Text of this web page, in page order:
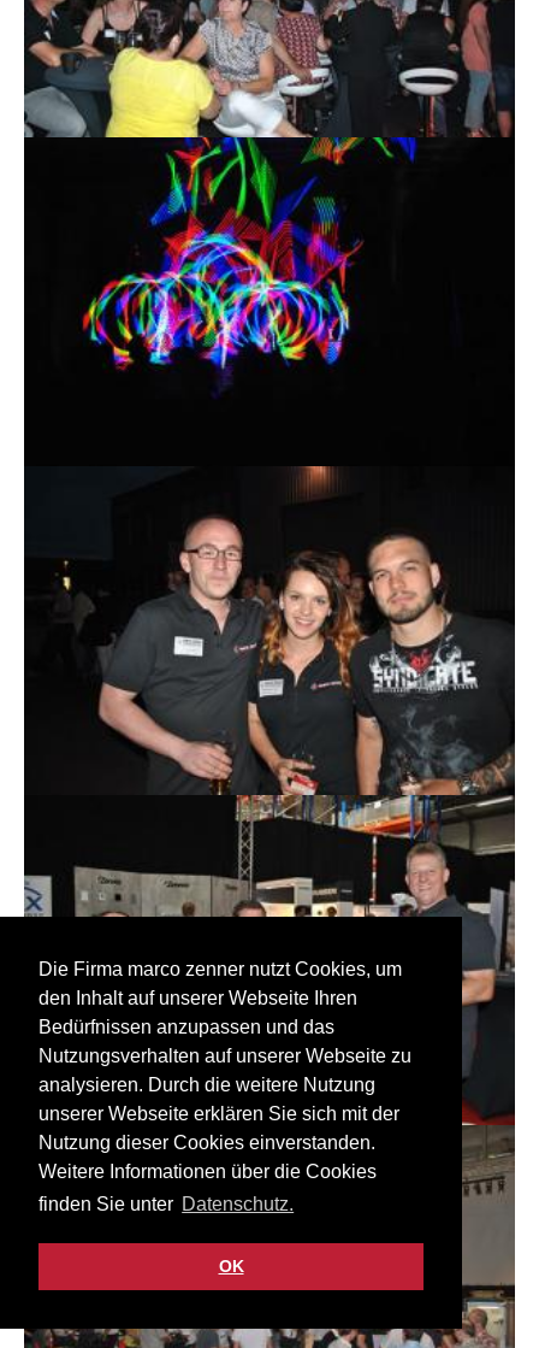
Die Firma marco zenner nutzt Cookies, um
den Inhalt auf unserer Webseite Ihren
Bedürfnissen anzupassen und das
Nutzungsverhalten auf unserer Webseite zu
analysieren. Durch die weitere Nutzung
unserer Webseite erklären Sie sich mit der
Nutzung dieser Cookies einverstanden.
Weitere Informationen über die Cookies
finden Sie unter Datenschutz.
OK